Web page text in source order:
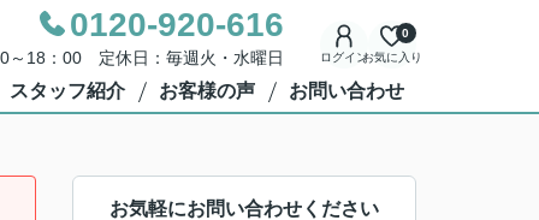
0120-920-616
～18：00 定休日：毎週火・水曜日 ログインお気に入り
0
スタッフ紹介 お客様の声 お問い合わせ
お気軽にお問い合わせください